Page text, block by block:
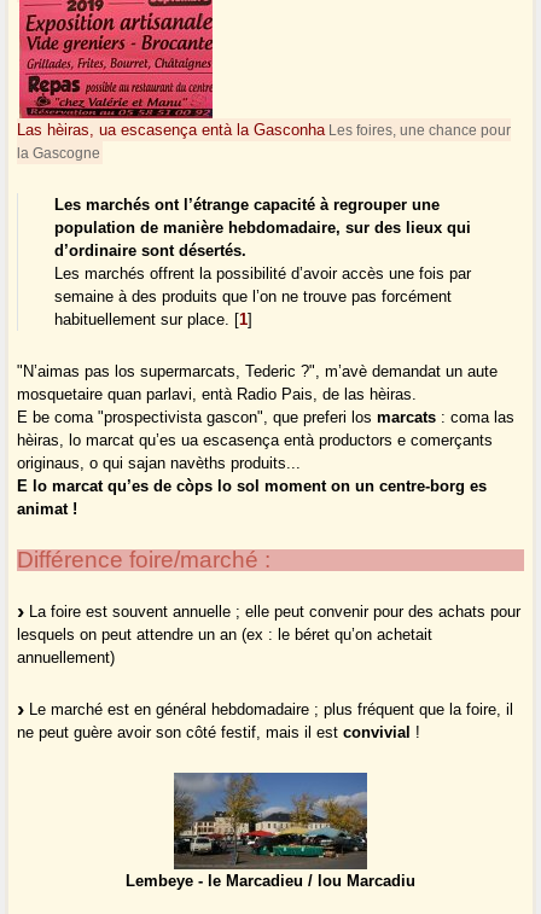
Las hèiras, ua escasença entà la Gasconha Les foires, une chance pour
la Gascogne
Les marchés ont l’étrange capacité à regrouper une
population de manière hebdomadaire, sur des lieux qui
d’ordinaire sont désertés.
Les marchés offrent la possibilité d’avoir accès une fois par
semaine à des produits que l’on ne trouve pas forcément
habituellement sur place. [1]
"N’aimas pas los supermarcats, Tederic ?", m’avè demandat un aute
mosquetaire quan parlavi, entà Radio Pais, de las hèiras.
E be coma "prospectivista gascon", que preferi losmarcats : coma las
hèiras, lo marcat qu’es ua escasença entà productors e comerçants
originaus, o qui sajan navèths produits...
E lo marcat qu’es de còps lo sol moment on un centre-borg es
animat !
Différence foire/marché :
La foire est souvent annuelle ; elle peut convenir pour des achats pour
lesquels on peut attendre un an (ex : le béret qu’on achetait
annuellement)
Le marché est en général hebdomadaire ; plus fréquent que la foire, il
ne peut guère avoir son côté festif, mais il estconvivial !
Lembeye - le Marcadieu / lou Marcadiu